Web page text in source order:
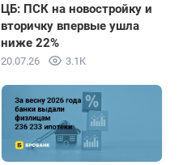
ЦБ: ПСК на новостройку и
вторичку впервые ушла
ниже 22%
20.07.26 3.1K